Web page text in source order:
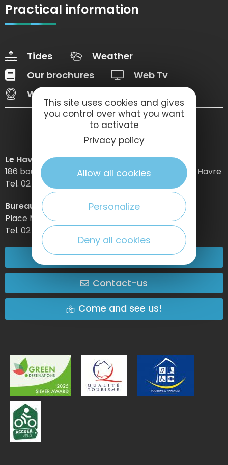
Practical information
Tides
Weather
Our brochures
Web Tv
Webcams
Le Havre Etretat Normandie Tourisme
186 boulevard Clemenceau – BP 649 – 76059 Le Havre
Tel. 02 32 74 04 04 –
Bureau d’information d’Etretat
Place Maurice Guillard – 76790 Étretat
Tel. 02 35 27 05 21
02 32 74 04 04
Contact-us
Come and see us!
This site uses cookies and gives
you control over what you want
to activate
Privacy policy
Allow all cookies
Personalize
Deny all cookies